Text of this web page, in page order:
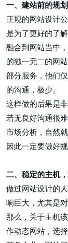
头部潮玩
一番赏/魔
高端网
广告大片形
一、建站前的规划
正规的网站设计
是为了更好的了
融合到网站当中
的独一无二的网
部分服务，他们
的沟通，极少。
这样做的后果是
若无良好沟通很
市场分析，自然
因此一定要做好
二、稳定的主机
做过网站设计的
响巨大，尤其是
那么，关于主机
作动态网站，选